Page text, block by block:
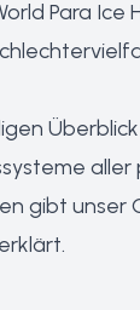
Para
gibt unser
.